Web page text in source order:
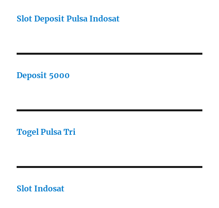
Slot Deposit Pulsa Indosat
Deposit 5000
Togel Pulsa Tri
Slot Indosat